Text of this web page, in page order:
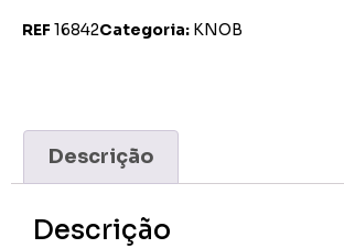
REF 16842Categoria: KNOB
Descrição
Descrição